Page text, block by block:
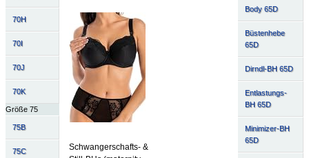
70H
70I
70J
70K
Größe 75
75B
75C
Body 65D
Büstenhebe
65D
Dirndl-BH 65D
Entlastungs-
BH 65D
Minimizer-BH
65D
Schwangerschafts- &